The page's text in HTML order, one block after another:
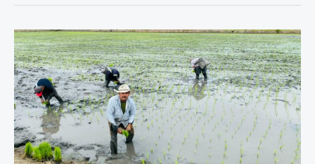
Pequeños
productores
contarán
con
paquetes
tecnológicos
parcialmente
subvencionados